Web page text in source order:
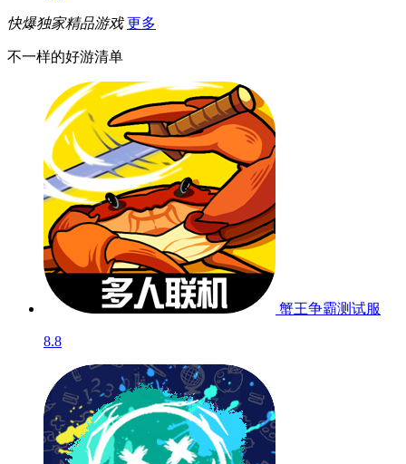
快爆独家精品游戏 更多
不一样的好游清单
蟹王争霸测试服
8.8